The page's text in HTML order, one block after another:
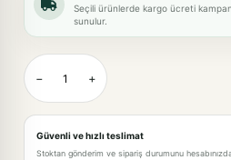
Seçili ürünlerde kargo ücreti
sunulur.
− +
Güvenli ve hızlı teslimat
Stoktan gönderim ve sipariş durumunu